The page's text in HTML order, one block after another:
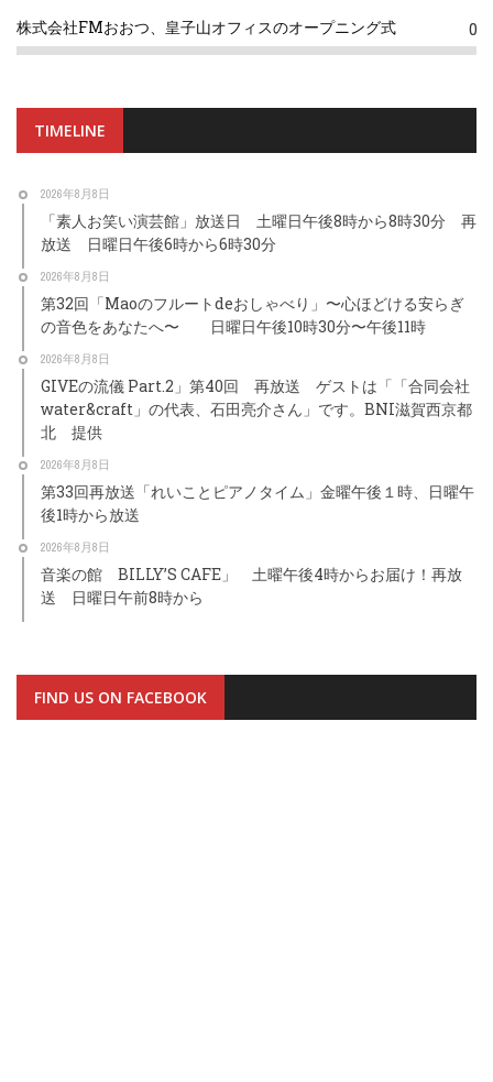
株式会社FMおおつ、皇子山オフィスのオープニング式 0
TIMELINE
2026年8月8日
「素人お笑い演芸館」放送日 土曜日午後8時から8時30分 再
放送 日曜日午後6時から6時30分
2026年8月8日
第32回「Maoのフルートdeおしゃべり」〜心ほどける安らぎ
の音色をあなたへ〜 日曜日午後10時30分〜午後11時
2026年8月8日
GIVEの流儀 Part.2」第40回 再放送 ゲストは「「合同会社
water&craft」の代表、石田亮介さん」です。BNI滋賀西京都
北 提供
2026年8月8日
第33回再放送「れいことピアノタイム」金曜午後１時、日曜午
後1時から放送
2026年8月8日
音楽の館 BILLY’S CAFE」 土曜午後4時からお届け！再放
送 日曜日午前8時から
FIND US ON FACEBOOK